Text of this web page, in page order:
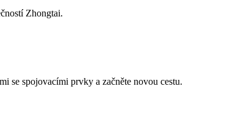
Zhongtai.
se spojovacími prvky a začněte novou cestu.